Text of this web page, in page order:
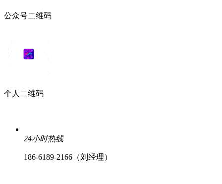
公众号二维码
个人二维码
24小时热线
186-6189-2166（刘经理）